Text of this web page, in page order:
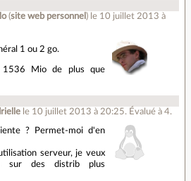
(site web personnel ) le 10 juillet 2013 à
1 ou 2 go.
Mio de plus que
le 10 juillet 2013 à 20:25. Évalué à4.
? Permet-moi d'en
serveur, je veux
sur des distrib plus